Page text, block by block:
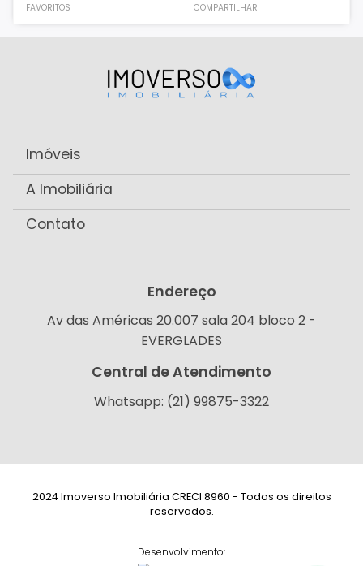
FAVORITOS COMPARTILHAR
Imóveis
A Imobiliária
Contato
Endereço
Av das Américas 20.007 sala 204 bloco 2 -
EVERGLADES
Central de Atendimento
Whatsapp: (21) 99875-3322
2024 Imoverso Imobiliária CRECI 8960 - Todos os direitos
reservados.
Desenvolvimento: